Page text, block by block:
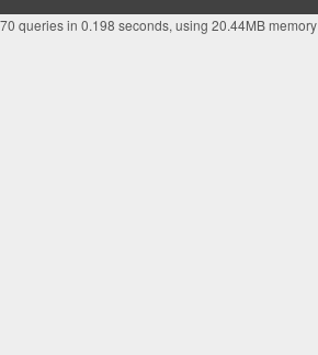
70 queries in 0.198 seconds, using 20.44MB memory